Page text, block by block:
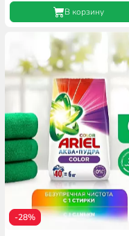
В корзину
-28%